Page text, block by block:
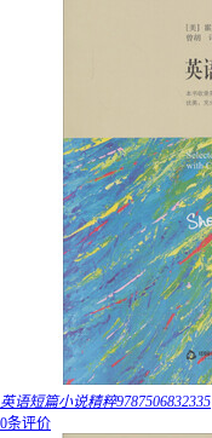
英语短篇小说精粹9787506832335
0条评价